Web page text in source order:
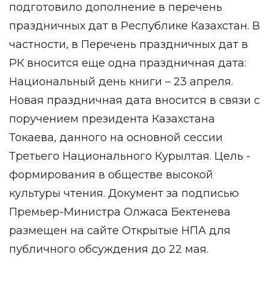
подготовило дополнение в перечень
праздничных дат в Республике Казахстан. В
частности, в Перечень праздничных дат в
РК вносится еще одна праздничная дата:
Национальный день книги – 23 апреля.
Новая праздничная дата вносится в связи с
поручением президента Казахстана
Токаева, данного на основной сессии
Третьего Национального Курылтая. Цель -
формирования в обществе высокой
культуры чтения. Документ за подписью
Премьер-Министра Олжаса Бектенева
размещен на сайте Открытые НПА для
публичного обсуждения до 22 мая.